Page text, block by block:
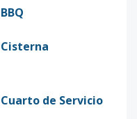
BBQ
Cisterna
Cuarto de Servicio